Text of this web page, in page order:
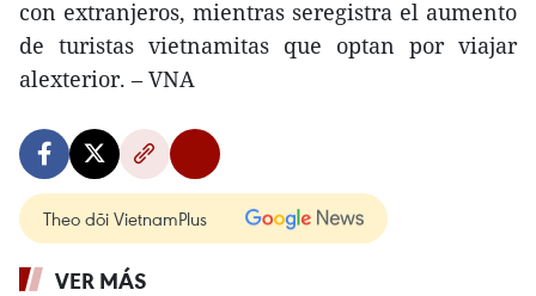
con extranjeros, mientras seregistra el aumento
de turistas vietnamitas que optan por viajar
alexterior. – VNA
Theo dõi VietnamPlus
VER MÁS